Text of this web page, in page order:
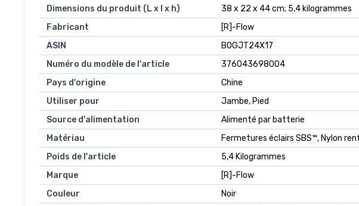
Dimensions du produit (L x l x h)
38 x 22 x 44 cm; 5,4 kilogrammes
Fabricant
[R]-Flow
ASIN
B0GJT24X17
Numéro du modèle de l'article
376043698004
Pays d'origine
Chine
Utiliser pour
Jambe, Pied
Source d'alimentation
Alimenté par batterie
Matériau
Fermetures éclairs SBS™, Nylon
Poids de l'article
5,4 Kilogrammes
Marque
[R]-Flow
Couleur
Noir